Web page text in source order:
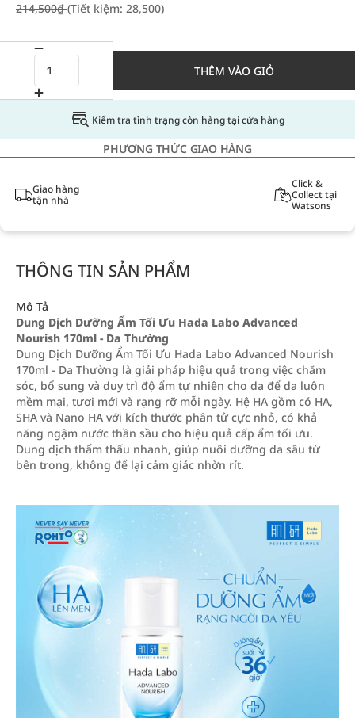
214,500₫(Tiết kiệm: 28,500)
THÊM VÀO GIỎ
Kiểm tra tình trạng còn hàng tại cửa hàng
PHƯƠNG THỨC GIAO HÀNG
Giao hàng
tận nhà
Click &
Collect tại
Watsons
THÔNG TIN SẢN PHẨM
Mô Tả
Dung Dịch Dưỡng Ẩm Tối Ưu Hada Labo Advanced
Nourish 170ml - Da Thường
Dung Dịch Dưỡng Ẩm Tối Ưu Hada Labo Advanced Nourish
170ml - Da Thường là giải pháp hiệu quả trong việc chăm
sóc, bổ sung và duy trì độ ẩm tự nhiên cho da để da luôn
mềm mại, tươi mới và rạng rỡ mỗi ngày. Hệ HA gồm có HA,
SHA và Nano HA với kích thước phân tử cực nhỏ, có khả
năng ngậm nước thần sầu cho hiệu quả cấp ẩm tối ưu.
Dung dịch thẩm thấu nhanh, giúp nuôi dưỡng da sâu từ
bên trong, không để lại cảm giác nhờn rít.